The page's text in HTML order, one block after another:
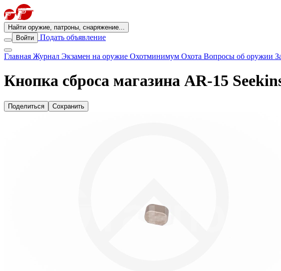
Найти оружие, патроны, снаряжение...
Войти
Подать объявление
Главная Журнал Экзамен на оружие Охотминимум Охота Вопросы об оружии
Кнопка сброса магазина AR-15
Поделиться Сохранить